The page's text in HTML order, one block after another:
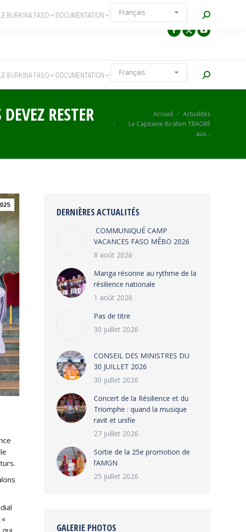
LE BURKINA FASO DOCUMENTATION Recherche
RESTER
Vous êtes ici :Accueil
Actualités
Le Capitaine Ibrahim TRAORÉ
aux…
DERNIÈRES ACTUALITÉS
COMMUNIQUÉ CAMP
VACANCES FASO MÊBO 2026
8 août 2026
Manga résonne au rythme de la
résilience nationale
1 août 2026
Pas de titre
30 juillet 2026
CONSEIL DES MINISTRES DU
30 JUILLET 2026
30 juillet 2026
‎​Concert de la Résilience et du
Triomphe : quand la musique
ravit et unifie
27 juillet 2026
‎Sortie de la 25e promotion de
l’AMGN
25 juillet 2026
GALERIE PHOTOS
LE BURKINA FASO DOCUMENTATION Recherche